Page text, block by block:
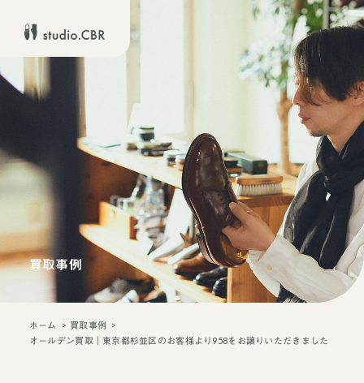
買取事例
ホーム
買取事例
オールデン買取｜東京都杉並区のお客様より958をお譲りいただきました